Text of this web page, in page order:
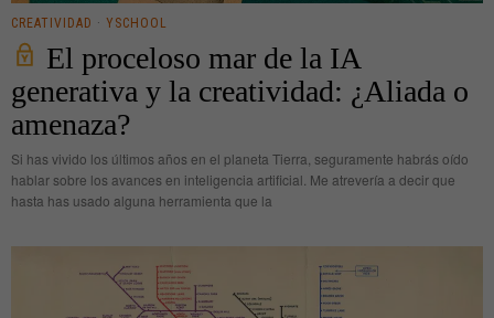
CREATIVIDAD · YSCHOOL
El proceloso mar de la IA
generativa y la creatividad: ¿Aliada o
amenaza?
Si has vivido los últimos años en el planeta Tierra, seguramente habrás oído
hablar sobre los avances en inteligencia artificial. Me atrevería a decir que
hasta has usado alguna herramienta que la